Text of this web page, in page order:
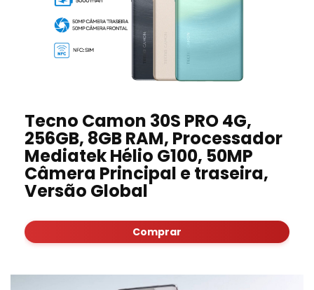
Tecno Camon 30S PRO 4G,
256GB, 8GB RAM, Processador
Mediatek Hélio G100, 50MP
Câmera Principal e traseira,
Versão Global
Comprar